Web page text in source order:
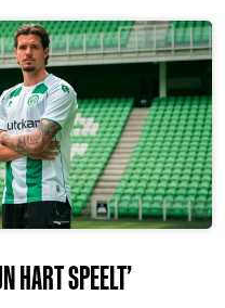
HART SPEELT’